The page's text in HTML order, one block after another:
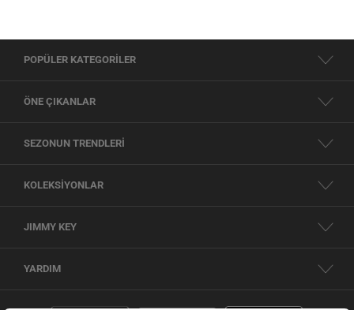
POPÜLER KATEGORİLER
ÖNE ÇIKANLAR
SEZONUN TRENDLERİ
KOLEKSİYONLAR
JIMMY KEY
YARDIM